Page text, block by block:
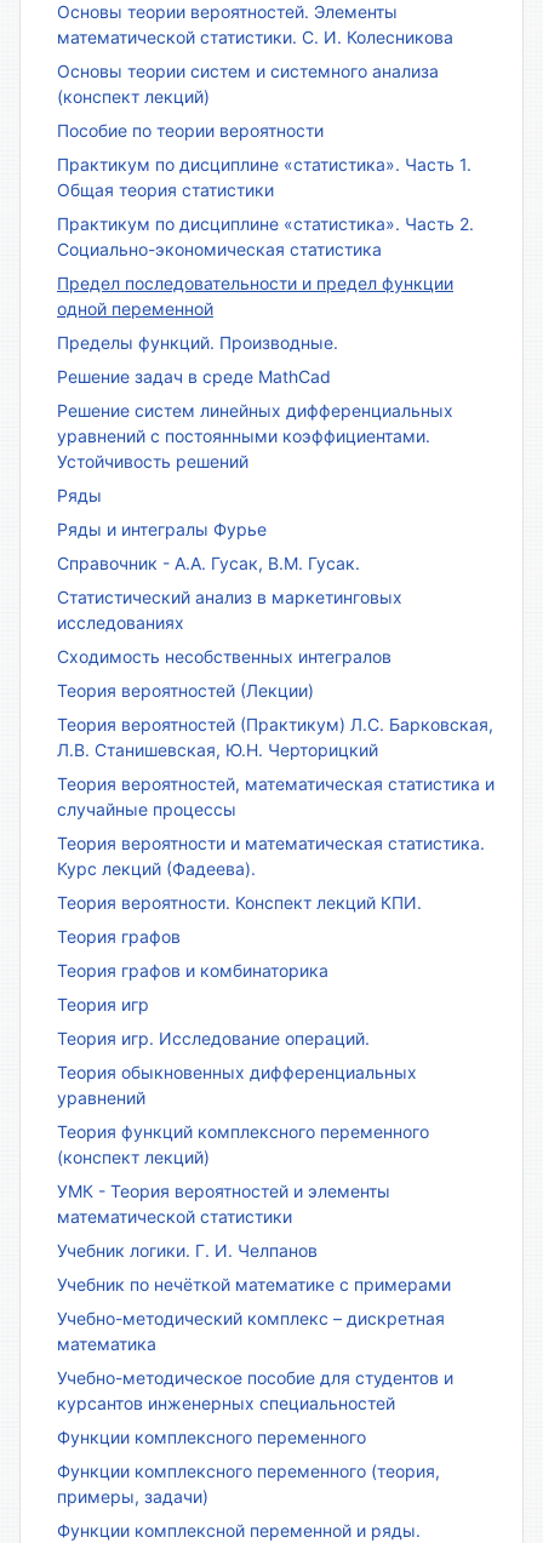
Основы теории вероятностей. Элементы
математической статистики. С. И. Колесникова
Основы теории систем и системного анализа
(конспект лекций)
Пособие по теории вероятности
Практикум по дисциплине «статистика». Часть 1.
Общая теория статистики
Практикум по дисциплине «статистика». Часть 2.
Социально-экономическая статистика
Предел последовательности и предел функции
одной переменной
Пределы функций. Производные.
Решение задач в среде MathCad
Решение систем линейных дифференциальных
уравнений с постоянными коэффициентами.
Устойчивость решений
Ряды
Ряды и интегралы Фурье
Справочник - А.А. Гусак, В.М. Гусак.
Статистический анализ в маркетинговых
исследованиях
Сходимость несобственных интегралов
Теория вероятностей (Лекции)
Теория вероятностей (Практикум) Л.С. Барковская,
Л.В. Станишевская, Ю.Н. Черторицкий
Теория вероятностей, математическая статистика и
случайные процессы
Теория вероятности и математическая статистика.
Курс лекций (Фадеева).
Теория вероятности. Конспект лекций КПИ.
Теория графов
Теория графов и комбинаторика
Теория игр
Теория игр. Исследование операций.
Теория обыкновенных дифференциальных
уравнений
Теория функций комплексного переменного
(конспект лекций)
УМК - Теория вероятностей и элементы
математической статистики
Учебник логики. Г. И. Челпанов
Учебник по нечёткой математике с примерами
Учебно-методический комплекс – дискретная
математика
Учебно-методическое пособие для студентов и
курсантов инженерных специальностей
Функции комплексного переменного
Функции комплексного переменного (теория,
примеры, задачи)
Функции комплексной переменной и ряды.